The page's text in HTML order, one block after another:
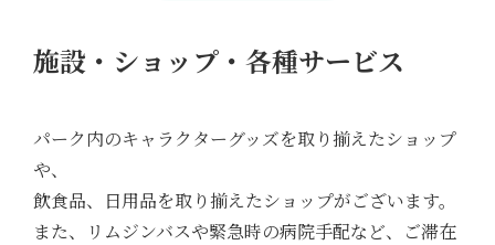
施設・ショップ・各種サービス
パーク内のキャラクターグッズを取り揃えたショップ
や、
飲食品、日用品を取り揃えたショップがございます。
また、リムジンバスや緊急時の病院手配など、ご滞在